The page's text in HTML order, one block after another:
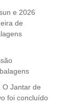
e 2026
de
O Jantar de
foi concluído